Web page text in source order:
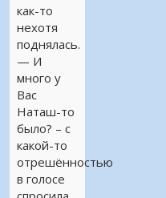
как-то
нехотя
поднялась.
— И
много у
Вас
Наташ-то
было? – с
какой-то
отрешённостью
в голосе